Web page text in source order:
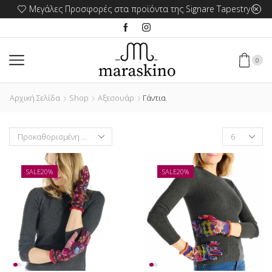
Μεγάλες Προσφορές στα προϊόντα της Signare Tapestry !
0
Αρχική Σελίδα Shop Αξεσουάρ Γάντια
Products
per
page
SALE20% SALE20%